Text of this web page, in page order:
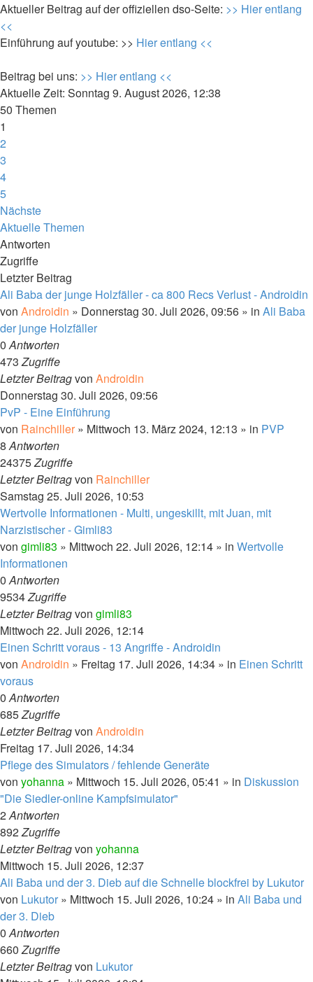
Aktueller Beitrag auf der offiziellen dso-Seite: >> Hier entlang
<<
Einführung auf youtube: >> Hier entlang <<
Beitrag bei uns: >> Hier entlang <<
Aktuelle Zeit: Sonntag 9. August 2026, 12:38
50 Themen
1
2
3
4
5
Nächste
Aktuelle Themen
Antworten
Zugriffe
Letzter Beitrag
Ali Baba der junge Holzfäller - ca 800 Recs Verlust - Androidin
von Androidin » Donnerstag 30. Juli 2026, 09:56 » in Ali Baba
der junge Holzfäller
0Antworten
473Zugriffe
Letzter Beitragvon Androidin
Donnerstag 30. Juli 2026, 09:56
PvP - Eine Einführung
von Rainchiller » Mittwoch 13. März 2024, 12:13 » in PVP
8Antworten
24375Zugriffe
Letzter Beitragvon Rainchiller
Samstag 25. Juli 2026, 10:53
Wertvolle Informationen - Multi, ungeskillt, mit Juan, mit
Narzistischer - Gimli83
von gimli83 » Mittwoch 22. Juli 2026, 12:14 » in Wertvolle
Informationen
0Antworten
9534Zugriffe
Letzter Beitragvon gimli83
Mittwoch 22. Juli 2026, 12:14
Einen Schritt voraus - 13 Angriffe - Androidin
von Androidin » Freitag 17. Juli 2026, 14:34 » in Einen Schritt
voraus
0Antworten
685Zugriffe
Letzter Beitragvon Androidin
Freitag 17. Juli 2026, 14:34
Pflege des Simulators / fehlende Generäte
von yohanna » Mittwoch 15. Juli 2026, 05:41 » in Diskussion
"Die Siedler-online Kampfsimulator"
2Antworten
892Zugriffe
Letzter Beitragvon yohanna
Mittwoch 15. Juli 2026, 12:37
Ali Baba und der 3. Dieb auf die Schnelle blockfrei by Lukutor
von Lukutor » Mittwoch 15. Juli 2026, 10:24 » in Ali Baba und
der 3. Dieb
0Antworten
660Zugriffe
Letzter Beitragvon Lukutor